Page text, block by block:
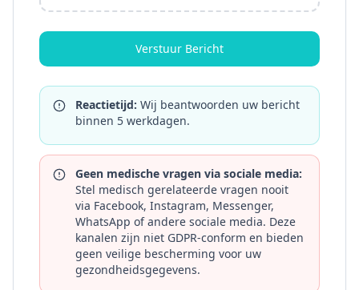
Verstuur Bericht
Reactietijd: Wij beantwoorden uw bericht
binnen 5 werkdagen.
Geen medische vragen via sociale media:
Stel medisch gerelateerde vragen nooit
via Facebook, Instagram, Messenger,
WhatsApp of andere sociale media. Deze
kanalen zijn niet GDPR-conform en bieden
geen veilige bescherming voor uw
gezondheidsgegevens.